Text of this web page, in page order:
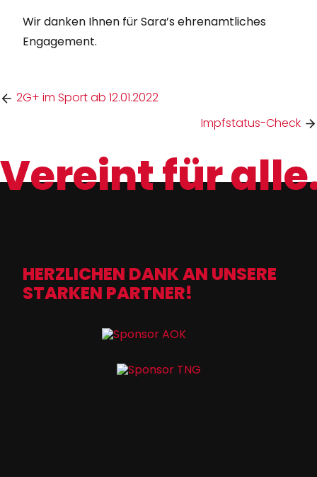
Wir danken Ihnen für Sara’s ehrenamtliches
Engagement.
2G+ im Sport ab 12.01.2022
Impfstatus-Check
Vereint für
HERZLICHEN DANK AN UNSERE
STARKEN PARTNER!